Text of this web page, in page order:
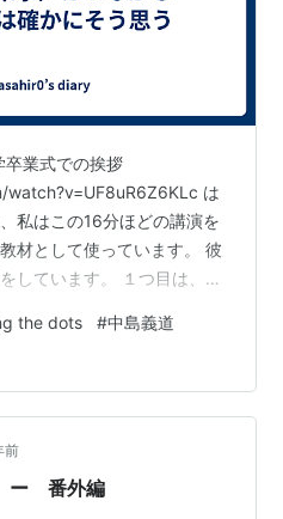
業式での挨拶
は
私はこの16分ほどの講演を
材として使っています。 彼
しています。 １つ目は、
中心とした話で、自分で作
う話が披露されます。３つ
宣告を受けたが、幸運にも
かり、だから今ここで話を
言っています。…
the dots #中島義道
前
ー 番外編